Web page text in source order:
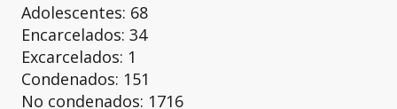
Adolescentes: 68
Encarcelados: 34
Excarcelados: 1
Condenados: 151
No condenados: 1716